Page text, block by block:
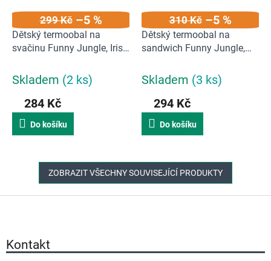
299 Kč –5 %
Dětský termoobal na
svačinu Funny Jungle, Iris
ml, mentolová
Skladem (2 ks)
284 Kč
Do košíku
310 Kč –5 %
Dětský termoobal na
sandwich Funny Jungle,
500 ml, oranžová
Skladem (3 ks)
294 Kč
Do košíku
ZOBRAZIT VŠECHNY SOUVISEJÍCÍ PRODUKTY
Kontakt